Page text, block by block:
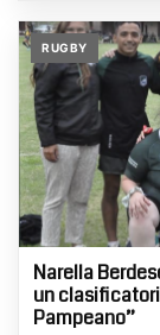
RUGBY
Narella
un
Pampeano”